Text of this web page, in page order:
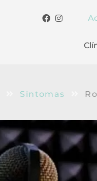
Sintomas